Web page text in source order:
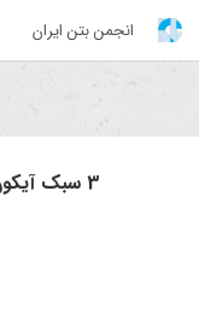
انجمن بتن ایران
3 سبک آیکون و 4 رنگ از پیش تعریف شده